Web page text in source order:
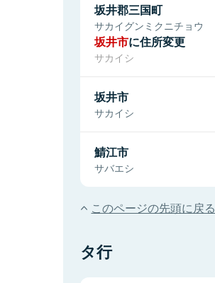
坂井郡三国町
サカイグンミクニチョウ
坂井市に住所変更
サカイシ
坂井市
サカイシ
鯖江市
サバエシ
このページの先頭に戻る
タ行